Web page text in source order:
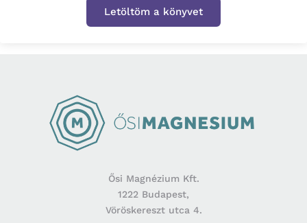
Letöltöm a könyvet
Ősi Magnézium Kft.
1222 Budapest,
Vöröskereszt utca 4.